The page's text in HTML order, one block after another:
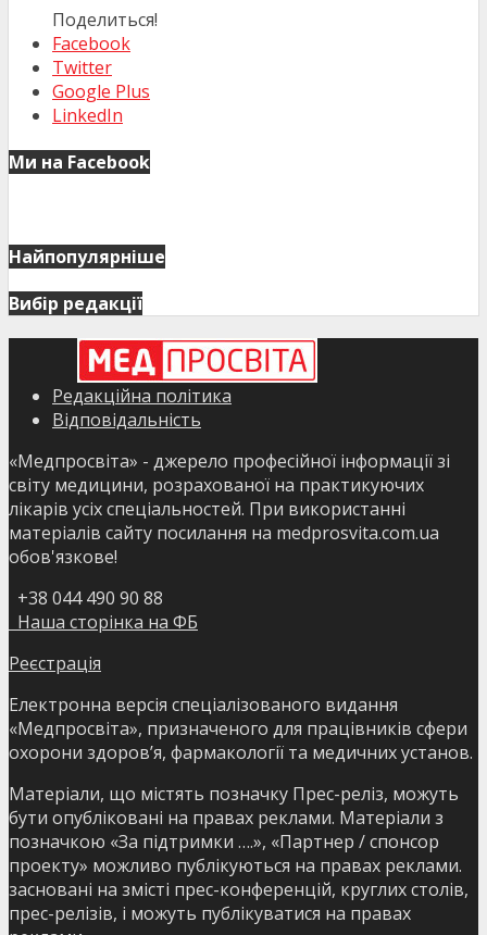
Поделиться!
Facebook
Twitter
Google Plus
LinkedIn
Ми на Facebook
Найпопулярніше
Вибір редакції
Редакційна політика
Відповідальність
«Медпросвіта» - джерело професійної інформації зі
світу медицини, розрахованої на практикуючих
лікарів усіх спеціальностей. При використанні
матеріалів сайту посилання на medprosvita.com.ua
обов'язкове!
+38 044 490 90 88
Наша сторінка на ФБ
Реєстрація
Електронна версія спеціалізованого видання
«Медпросвіта», призначеного для працівників сфери
охорони здоров’я, фармакології та медичних установ.
Матеріали, що містять позначку Прес-реліз, можуть
бути опубліковані на правах реклами. Матеріали з
позначкою «За підтримки ….», «Партнер / спонсор
проекту» можливо публікуються на правах реклами.
засновані на змісті прес-конференцій, круглих столів,
прес-релізів, і можуть публікуватися на правах